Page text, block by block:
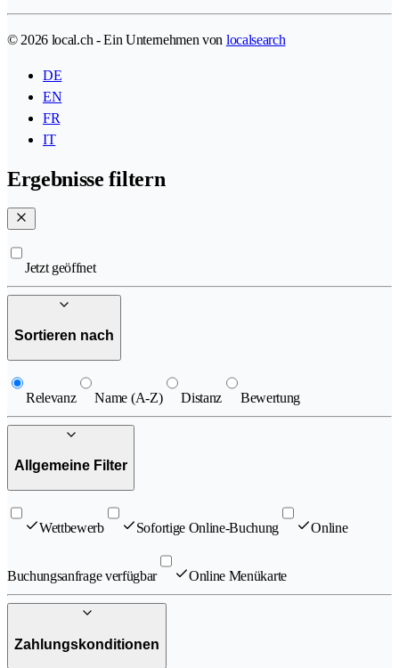
© 2026 local.ch - Ein Unternehmen von localsearch
DE
EN
FR
IT
Ergebnisse filtern
Jetzt geöffnet
Sortieren nach
Relevanz Name (A-Z) Distanz Bewertung
Allgemeine Filter
Wettbewerb Sofortige Online-Buchung Online
Buchungsanfrage verfügbar Online Menükarte
Zahlungskonditionen